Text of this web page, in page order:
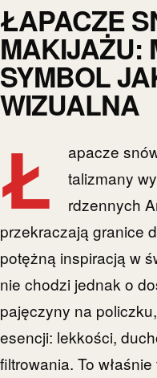
ŁAPACZE
MAKIJAŻU:
SYMBOL
WIZUALNA
Ł
apacze
talizmany
rdzennych
przekraczają granice
potężną inspiracją w
nie chodzi jednak o
pajęczyny na
esencji: lekkości,
filtrowania. To